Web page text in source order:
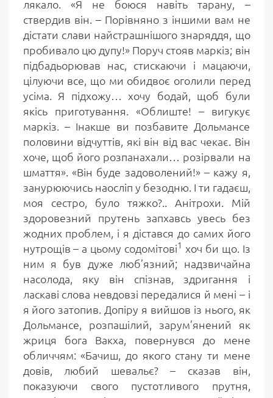
лякало. «Я не боюся навіть тарану, –
ствердив він. – Порівняно з іншими вам не
дістати слави найстрашнішого знаряддя, що
пробивало цю дупу!» Поруч стояв маркіз; він
підбадьорював нас, стискаючи і мацаючи,
цілуючи все, що ми обидвоє оголили перед
усіма. Я підхожу… хочу бодай, щоб були
якісь приготування. «Облиште! – вигукує
маркіз. – Інакше ви позбавите Дольмансе
половини відчуттів, які він від вас чекає. Він
хоче, щоб його розпанахали… розірвали на
шмаття». «Він буде задоволений!» – кажу я,
занурюючись наосліп у безодню. І ти гадаєш,
моя сестро, було тяжко?.. Анітрохи. Мій
здоровезний прутень запхавсь увесь без
жодних проблем, і я дістався до самих його
нутрощів – а цьому содомітові1 хоч би що. Із
ним я був дуже люб’язний; надзвичайна
насолода, яку він спізнав, здригання і
ласкаві слова невдовзі передалися й мені – і
я його затопив. Допіру я вийшов із нього, як
Дольмансе, розпашілий, зарум’янений як
жриця бога Вакха, повернувся до мене
обличчям: «Бачиш, до якого стану ти мене
довів, любий шевальє? – сказав він,
показуючи свого пустотливого прутня,